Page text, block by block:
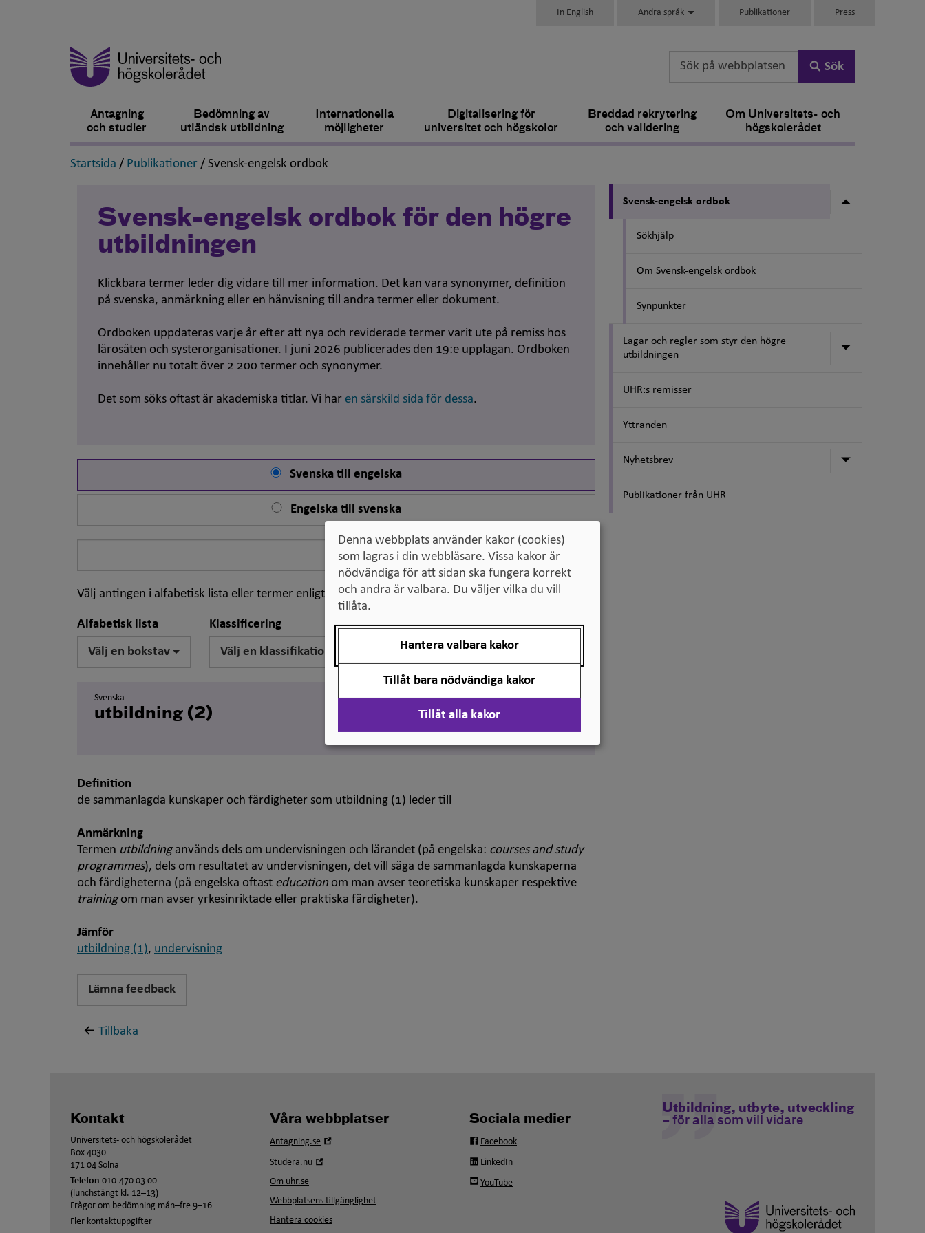
In English Andra språk Publikationer Press
Sök
Antagning
och studier
Bedömning av
utländsk utbildning
Internationella
möjligheter
Digitalisering för
universitet och högskolor
Breddad rekrytering
och validering
Om Universitets- och
högskolerådet
Startsida ,
/ Publikationer ,
/ Svensk-engelsk ordbok
Svensk-engelsk ordbok för den högre
utbildningen
Klickbara termer leder dig vidare till mer information. Det kan vara synonymer, definition
på svenska, anmärkning eller en hänvisning till andra termer eller dokument.
Ordboken uppdateras varje år efter att nya och reviderade termer varit ute på remiss hos
lärosäten och systerorganisationer. I juni 2026 publicerades den 19:e upplagan. Ordboken
innehåller nu totalt över 2 200 termer och synonymer.
Det som söks oftast är akademiska titlar. Vi har en särskild sida för dessa.
Svenska till engelska
Engelska till svenska
Välj antingen i alfabetisk lista eller termer enligt klassifikation
Alfabetisk lista
Välj en bokstav
Klassificering
Välj en klassifikation
Svenska
utbildning (2)
Engelska
education
Synonym:training
Definition
de sammanlagda kunskaper och färdigheter som utbildning (1) leder till
Anmärkning
Termen utbildninganvänds dels om undervisningen och lärandet (på engelska: courses and study
programmes), dels om resultatet av undervisningen, det vill säga de sammanlagda kunskaperna
och färdigheterna (på engelska oftast education om man avser teoretiska kunskaper respektive
trainingom man avser yrkesinriktade eller praktiska färdigheter).
Jämför
utbildning (1), undervisning
Lämna feedback
Tillbaka
Svensk-engelsk ordbok Undermeny
Sökhjälp
Om Svensk-engelsk ordbok
Synpunkter
Lagar och regler som styr den högre
utbildningen
Undermeny
UHR:s remisser
Yttranden
Nyhetsbrev Undermeny
Publikationer från UHR
Kontakt
Universitets- och högskolerådet
Box 4030
171 04 Solna
Telefon 010-470 03 00
(lunchstängt kl. 12–13)
Frågor om bedömning mån–fre 9–16
Fler kontaktuppgifter
Våra webbplatser
Antagning.se
Studera.nu
fönster
Om uhr.se
Webbplatsens tillgänglighet
Hantera cookies
Sociala medier
Facebook
LinkedIn
YouTube
Utbildning, utbyte, utveckling
– för alla som vill vidare
Denna webbplats använder kakor (cookies)
som lagras i din webbläsare. Vissa kakor är
nödvändiga för att sidan ska fungera korrekt
och andra är valbara. Du väljer vilka du vill
tillåta.
Hantera valbara kakor
Tillåt bara nödvändiga kakor
Tillåt alla kakor